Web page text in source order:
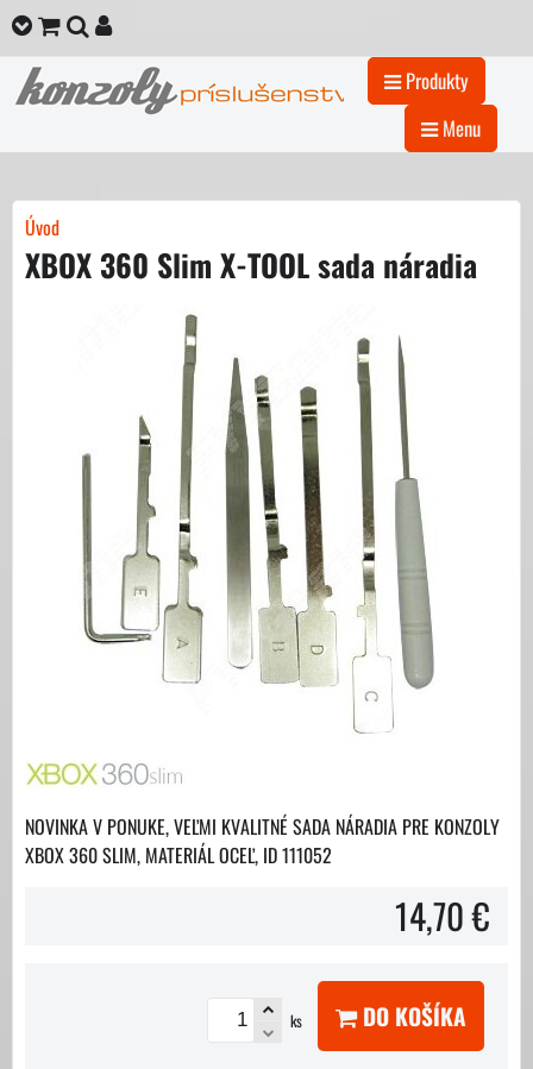
Produkty
Menu
Úvod
XBOX 360 Slim X-TOOL sada náradia
NOVINKA V PONUKE, VEĽMI KVALITNÉ SADA NÁRADIA PRE KONZOLY
XBOX 360 SLIM, MATERIÁL OCEĽ, ID 111052
14,70 €
ks DO KOŠÍKA